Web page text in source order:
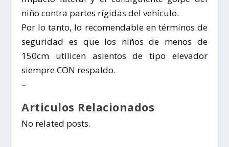
niño contra partes rígidas del vehículo.
Por lo tanto, lo recomendable en términos de
seguridad es que los niños de menos de
150cm utilicen asientos de tipo elevador
siempre CON respaldo.
–
Articulos Relacionados
No related posts.